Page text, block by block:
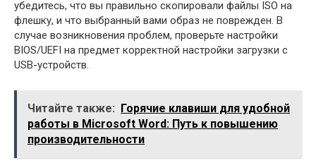
убедитесь, что вы правильно скопировали файлы ISO на
флешку, и что выбранный вами образ не поврежден. В
случае возникновения проблем, проверьте настройки
BIOS/UEFI на предмет корректной настройки загрузки с
USB-устройств.
Читайте также: Горячие клавиши для удобной
работы в Microsoft Word: Путь к повышению
производительности